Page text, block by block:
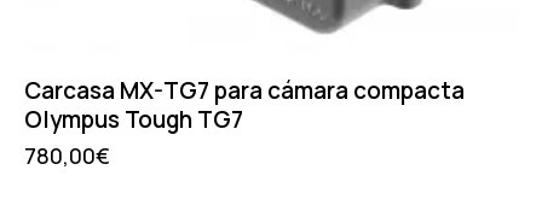
Carcasa MX-TG7 para cámara compacta
Olympus Tough TG7
780,00€